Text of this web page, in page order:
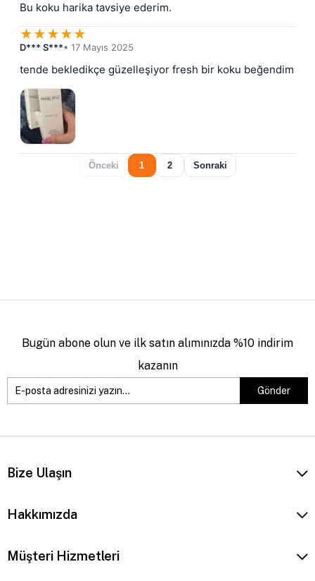
Bu koku harika tavsiye ederim.
★★★★★
D*** S***• 17 Mayıs 2025
tende bekledikçe güzelleşiyor fresh bir koku beğendim
Önceki 1 2 Sonraki
Bugün abone olun ve ilk satın alımınızda %10 indirim
kazanın
Gönder
Bize Ulaşın
Hakkımızda
Müşteri Hizmetleri